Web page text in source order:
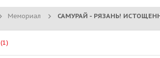
Мемориал
(1)